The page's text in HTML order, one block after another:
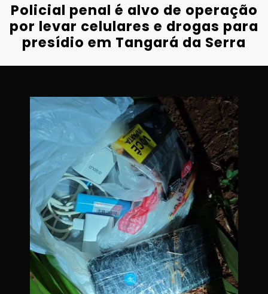
Policial penal é alvo de operação
por levar celulares e drogas para
presídio em Tangará da Serra